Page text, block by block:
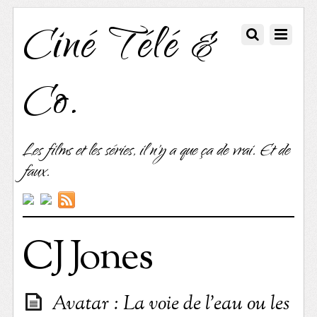
Ciné Télé &
Co.
Les films et les séries, il n'y a que ça de vrai. Et de
faux.
CJ Jones
Avatar : La voie de l’eau ou les